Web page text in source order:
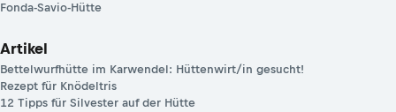
Fonda-Savio-Hütte
Artikel
Bettelwurfhütte im Karwendel: Hüttenwirt/in gesucht!
Rezept für Knödeltris
12 Tipps für Silvester auf der Hütte